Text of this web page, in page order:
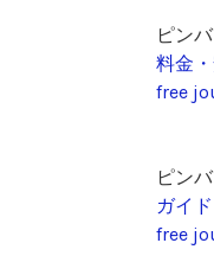
ピン
料金
free
ピン
ガイ
free